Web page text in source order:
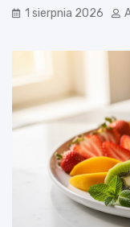
1 sierpnia 2026